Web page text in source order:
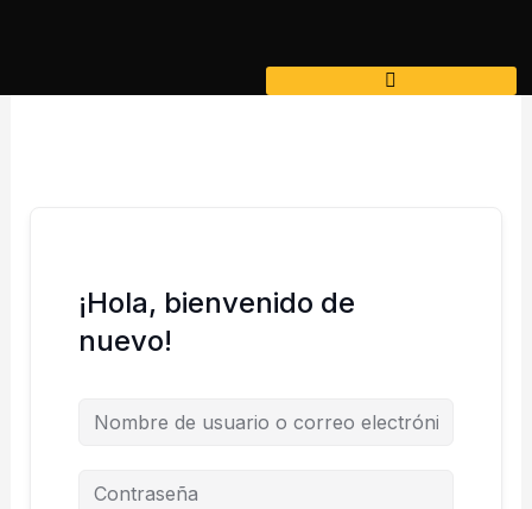
¡Hola, bienvenido de
nuevo!